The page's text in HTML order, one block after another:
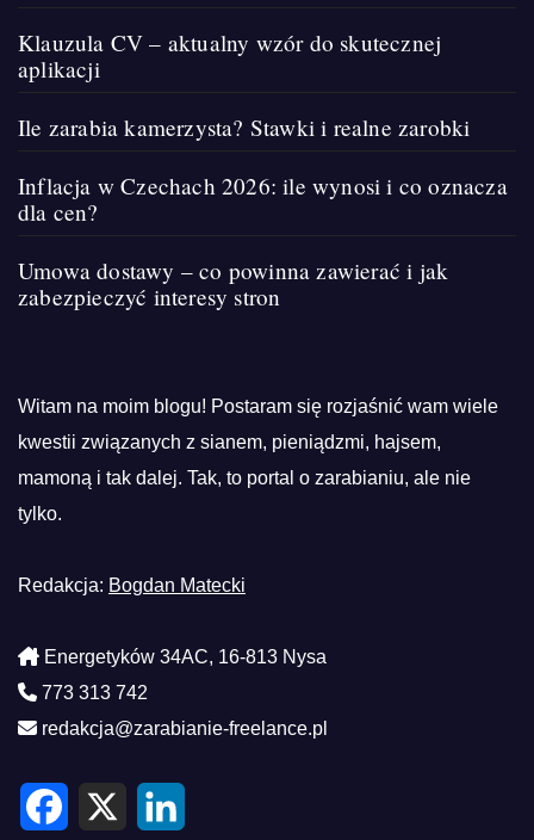
Klauzula CV – aktualny wzór do skutecznej
aplikacji
Ile zarabia kamerzysta? Stawki i realne zarobki
Inflacja w Czechach 2026: ile wynosi i co oznacza
dla cen?
Umowa dostawy – co powinna zawierać i jak
zabezpieczyć interesy stron
Witam na moim blogu! Postaram się rozjaśnić wam wiele
kwestii związanych z sianem, pieniądzmi, hajsem,
mamoną i tak dalej. Tak, to portal o zarabianiu, ale nie
tylko.
Redakcja: Bogdan Matecki
Energetyków 34AC, 16-813 Nysa
773 313 742
redakcja@zarabianie-freelance.pl
F
X